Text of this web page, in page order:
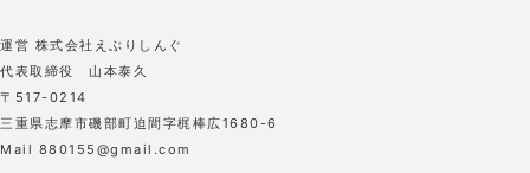
運営 株式会社えぶりしんぐ
代表取締役 山本泰久
〒517-0214
三重県志摩市磯部町迫間字梶棒広1680-6
Mail 880155@gmail.com